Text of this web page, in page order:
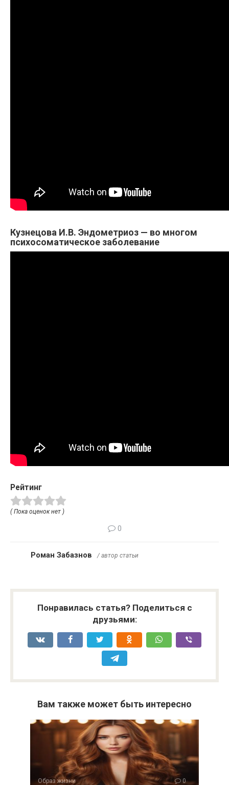
Кузнецова И.В. Эндометриоз — во многом
психосоматическое заболевание
Рейтинг
( Пока оценок нет )
0
Роман Забазнов / автор статьи
Понравилась статья? Поделиться с
друзьями:
Вам также может быть интересно
Образ жизни 0